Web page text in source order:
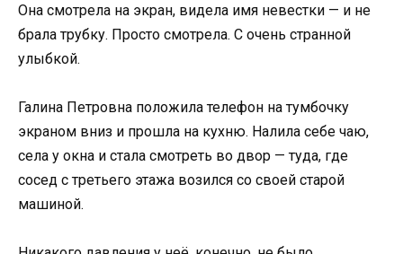
Она смотрела на экран, видела имя невестки — и не
брала трубку. Просто смотрела. С очень странной
улыбкой.
Галина Петровна положила телефон на тумбочку
экраном вниз и прошла на кухню. Налила себе чаю,
села у окна и стала смотреть во двор — туда, где
сосед с третьего этажа возился со своей старой
машиной.